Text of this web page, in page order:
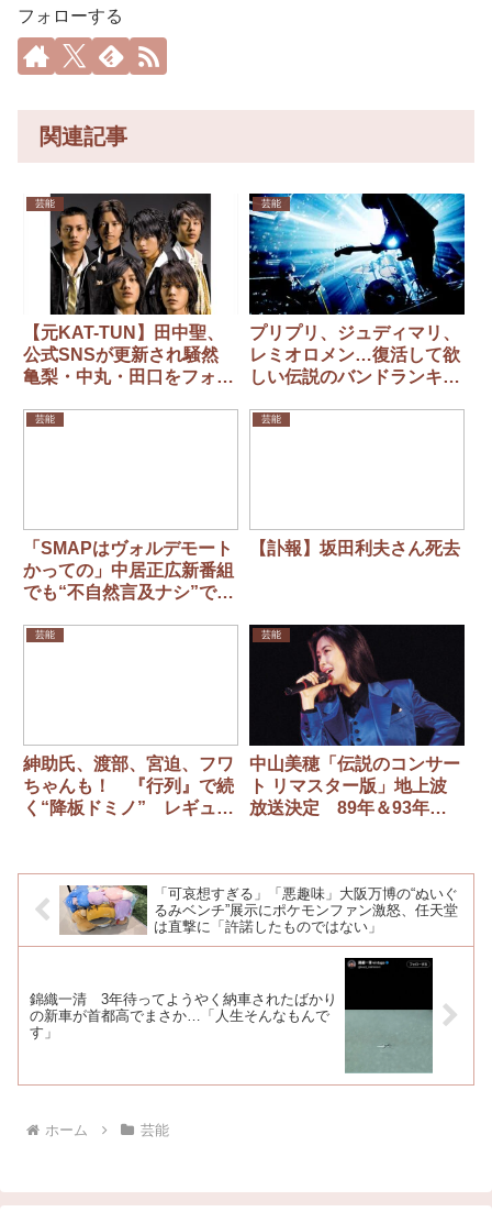
フォローする
関連記事
芸能
【元KAT-TUN】田中聖、
公式SNSが更新され騒然
亀梨・中丸・田口をフォロ
再集結期待の声も
芸能
プリプリ、ジュディマリ、
レミオロメン…復活して欲
しい伝説のバンドランキン
芸能
「SMAPはヴォルデモート
かっての」中居正広新番組
でも“不自然言及ナシ”で
のタブーに
芸能
【訃報】坂田利夫さん死去
芸能
紳助氏、渡部、宮迫、フワ
ちゃんも！ 『行列』で続
く“降板ドミノ” レギュラ
芸能
中山美穂「伝説のコンサー
ト リマスター版」地上波
放送決定 89年＆93年の
「可哀想すぎる」「悪趣味」大阪万博の“ぬいぐ
るみベンチ”展示にポケモンファン激怒、任天堂
は直撃に「許諾したものではない」
錦織一清 3年待ってようやく納車されたばかり
の新車が首都高でまさか…「人生そんなもんで
す」
ホーム 芸能